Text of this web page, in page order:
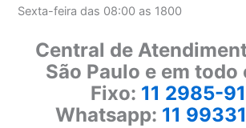
Sexta-feira das 08:00 as 1800
Central de
São Paulo e em todo
Fixo: 11 2985-
Whatsapp: 11